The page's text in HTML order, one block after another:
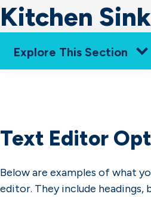
Kitchen Sink
Explore This Section
About Us
Text Editor
Below are examples of what
editor. They include headings,